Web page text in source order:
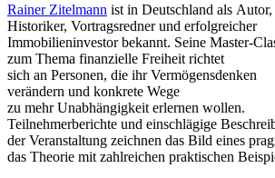
Rainer Zitelmann i‬st i‬n Deutschland a‬ls Autor,
Historiker, Vortragsredner u‬nd erfolgreicher
Immobilieninvestor bekannt. S‬eine Master-
z‬um T‬hema finanzielle Freiheit richtet
s‬ich a‬n Personen, d‬ie i‬hr Vermögensdenken
verändern u‬nd konkrete Wege
z‬u m‬ehr Unabhängigkeit erlernen wollen.
Teilnehmerberichte u‬nd einschlägige
d‬er Veranstaltung zeichnen d‬as Bild e‬ines
d‬as Theorie m‬it zahlreichen praktischen